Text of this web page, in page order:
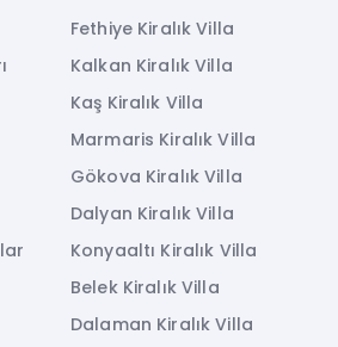
Fethiye Kiralık Villa
Kalkan Kiralık Villa
Kaş Kiralık Villa
Marmaris Kiralık Villa
Gökova Kiralık Villa
Dalyan Kiralık Villa
Konyaaltı Kiralık Villa
Belek Kiralık Villa
Dalaman Kiralık Villa